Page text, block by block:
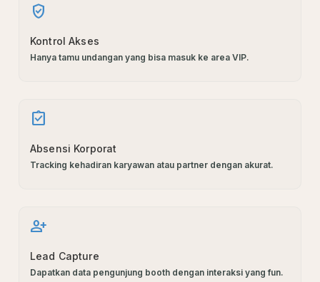
verified_user
Kontrol Akses
Hanya tamu undangan yang bisa masuk ke area VIP.
assignment_turned_in
Absensi Korporat
Tracking kehadiran karyawan atau partner dengan akurat.
person_add
Lead Capture
Dapatkan data pengunjung booth dengan interaksi yang fun.